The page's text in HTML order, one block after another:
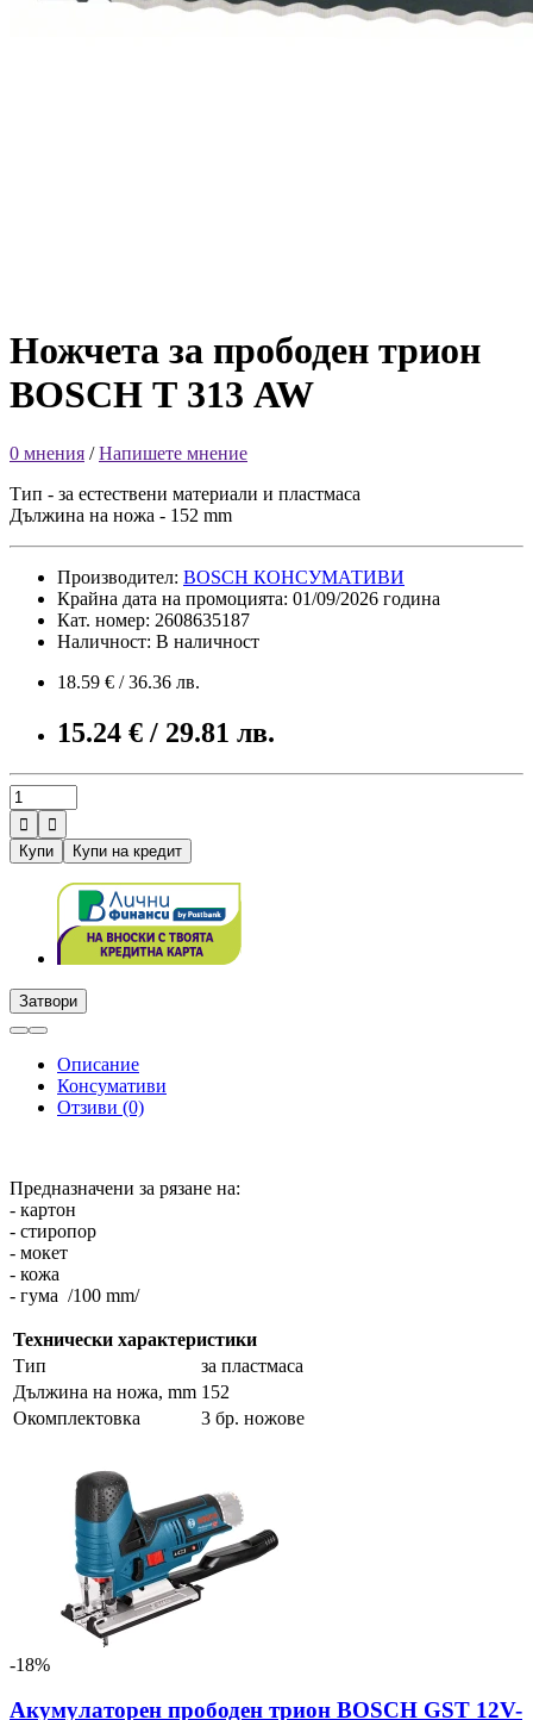
Ножчета за прободен трион
BOSCH Т 313 AW
0 мнения /Напишете мнение
Тип - за естествени материали и пластмаса
Дължина на ножа - 152 mm
Производител: BOSCH КОНСУМАТИВИ
Крайна дата на промоцията: 01/09/2026 година
Кат. номер: 2608635187
Наличност: В наличност
18.59 € / 36.36 лв.
15.24 € / 29.81 лв.


Купи
Купи на кредит
Затвори
Описание
Консумативи
Отзиви (0)
Предназначени за рязане на:
- картон
- стиропор
- мокет
- кожа
- гума /100 mm/
Технически характеристики
Тип
за пластмаса
Дължина на ножа, mm 152
Окомплектовка
3 бр. ножове
-18%
Акумулаторен прободен трион BOSCH GST 12V-